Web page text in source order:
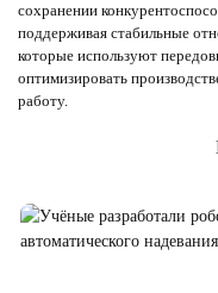
сохранении
поддерживая стабильные
которые используют
оптимизировать
работу.